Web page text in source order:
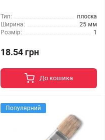
Тип:
плоска
Ширина:
25 мм
Розмір:
1
18.54 грн
До кошика
Популярний